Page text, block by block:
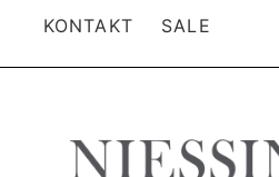
KONTAKT SALE